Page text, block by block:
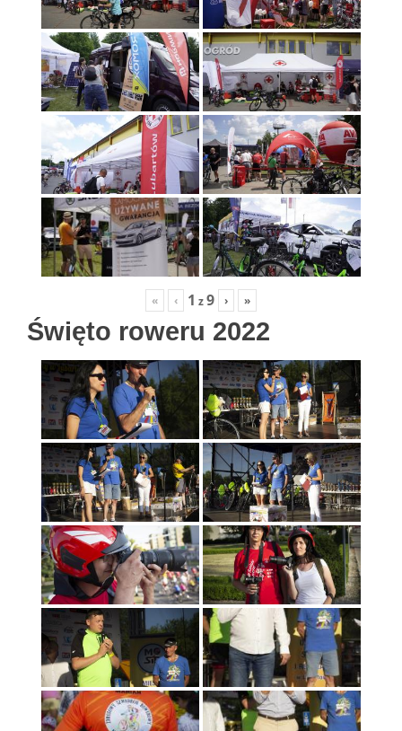
« ‹ 1 z9 › »
Święto roweru 2022